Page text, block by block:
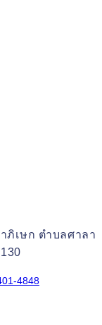
ภิเษก ตำบลศาลา
4848